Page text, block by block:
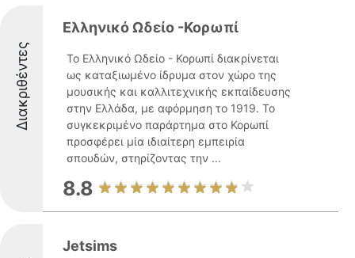
Διακριθέντες
Ελληνικό Ωδείο -Κορωπί
Το Ελληνικό Ωδείο - Κορωπί διακρίνεται
ως καταξιωμένο ίδρυμα στον χώρο της
μουσικής και καλλιτεχνικής εκπαίδευσης
στην Ελλάδα, με αφόρμηση το 1919. Το
συγκεκριμένο παράρτημα στο Κορωπί
προσφέρει μία ιδιαίτερη εμπειρία
σπουδών, στηρίζοντας την ...
8.8
Jetsims